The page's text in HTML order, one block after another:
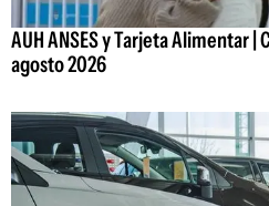
AUH ANSES y Tarjeta Alimentar |
agosto 2026